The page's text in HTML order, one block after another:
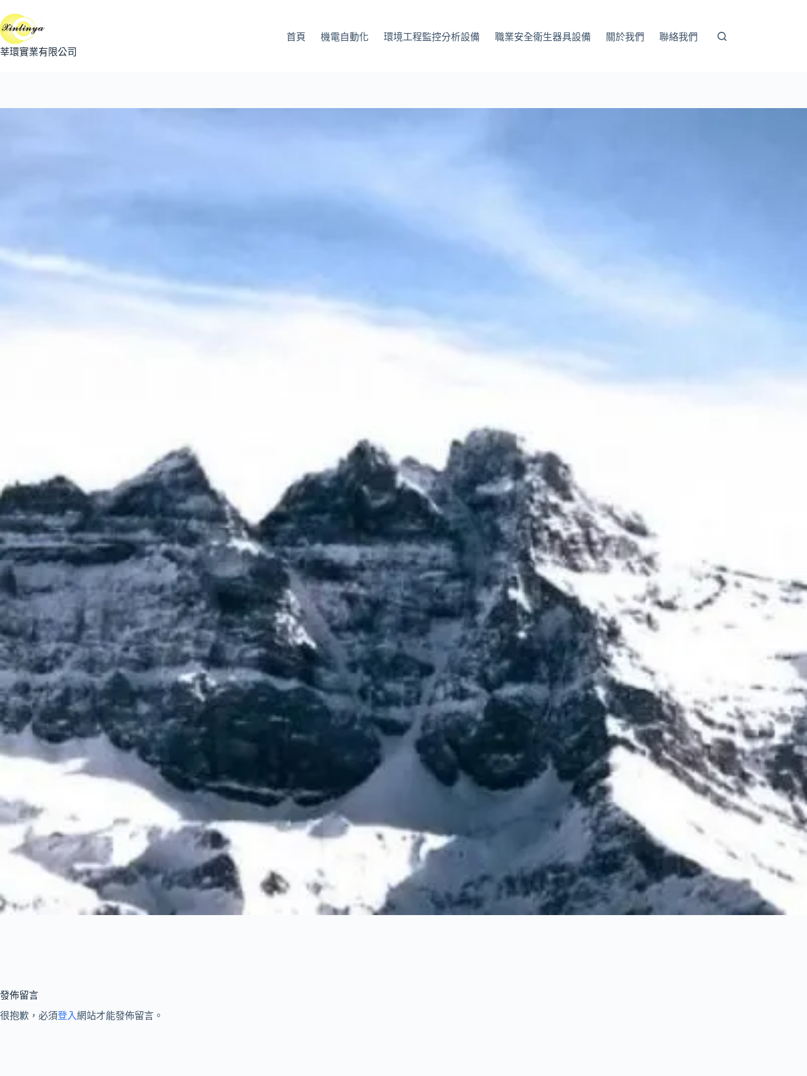
至
主
要
莘環實業有限公司
首頁 機電自動化 環境工程監控分析設備 職業安全衛生器具設備 關於我們 聯絡我們
發佈留言
很抱歉，必須登入網站才能發佈留言。